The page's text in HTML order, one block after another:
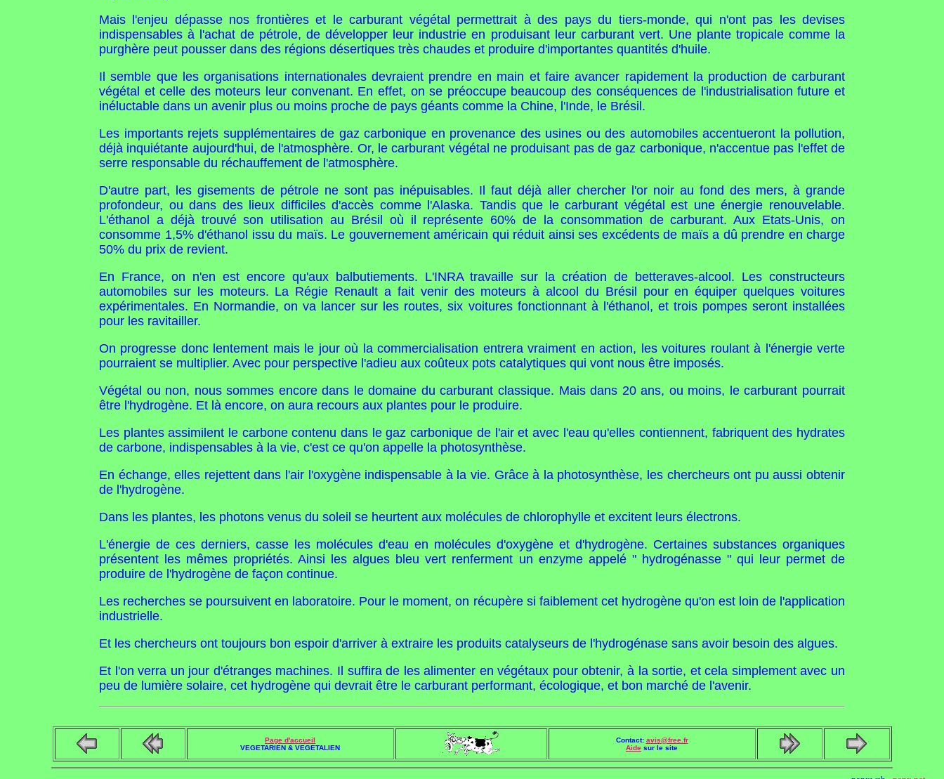
Mais l'enjeu dépasse nos frontières et le carburant végétal permettrait à des pays du tiers-monde, qui n'ont pas les devises
indispensables à l'achat de pétrole, de développer leur industrie en produisant leur carburant vert. Une plante tropicale comme la
purghère peut pousser dans des régions désertiques très chaudes et produire d'importantes quantités d'huile.
Il semble que les organisations internationales devraient prendre en main et faire avancer rapidement la production de carburant
végétal et celle des moteurs leur convenant. En effet, on se préoccupe beaucoup des conséquences de l'industrialisation future et
inéluctable dans un avenir plus ou moins proche de pays géants comme la Chine, l'Inde, le Brésil.
Les importants rejets supplémentaires de gaz carbonique en provenance des usines ou des automobiles accentueront la pollution,
déjà inquiétante aujourd'hui, de l'atmosphère. Or, le carburant végétal ne produisant pas de gaz carbonique, n'accentue pas l'effet de
serre responsable du réchauffement de l'atmosphère.
D'autre part, les gisements de pétrole ne sont pas inépuisables. Il faut déjà aller chercher l'or noir au fond des mers, à grande
profondeur, ou dans des lieux difficiles d'accès comme l'Alaska. Tandis que le carburant végétal est une énergie renouvelable.
L'éthanol a déjà trouvé son utilisation au Brésil où il représente 60% de la consommation de carburant. Aux Etats-Unis, on
consomme 1,5% d'éthanol issu du maïs. Le gouvernement américain qui réduit ainsi ses excédents de maïs a dû prendre en charge
50% du prix de revient.
En France, on n'en est encore qu'aux balbutiements. L'INRA travaille sur la création de betteraves-alcool. Les constructeurs
automobiles sur les moteurs. La Régie Renault a fait venir des moteurs à alcool du Brésil pour en équiper quelques voitures
expérimentales. En Normandie, on va lancer sur les routes, six voitures fonctionnant à l'éthanol, et trois pompes seront installées
pour les ravitailler.
On progresse donc lentement mais le jour où la commercialisation entrera vraiment en action, les voitures roulant à l'énergie verte
pourraient se multiplier. Avec pour perspective l'adieu aux coûteux pots catalytiques qui vont nous être imposés.
Végétal ou non, nous sommes encore dans le domaine du carburant classique. Mais dans 20 ans, ou moins, le carburant pourrait
être l'hydrogène. Et là encore, on aura recours aux plantes pour le produire.
Les plantes assimilent le carbone contenu dans le gaz carbonique de l'air et avec l'eau qu'elles contiennent, fabriquent des hydrates
de carbone, indispensables à la vie, c'est ce qu'on appelle la photosynthèse.
En échange, elles rejettent dans l'air l'oxygène indispensable à la vie. Grâce à la photosynthèse, les chercheurs ont pu aussi obtenir
de l'hydrogène.
Dans les plantes, les photons venus du soleil se heurtent aux molécules de chlorophylle et excitent leurs électrons.
L'énergie de ces derniers, casse les molécules d'eau en molécules d'oxygène et d'hydrogène. Certaines substances organiques
présentent les mêmes propriétés. Ainsi les algues bleu vert renferment un enzyme appelé " hydrogénasse " qui leur permet de
produire de l'hydrogène de façon continue.
Les recherches se poursuivent en laboratoire. Pour le moment, on récupère si faiblement cet hydrogène qu'on est loin de l'application
industrielle.
Et les chercheurs ont toujours bon espoir d'arriver à extraire les produits catalyseurs de l'hydrogénase sans avoir besoin des algues.
Et l'on verra un jour d'étranges machines. Il suffira de les alimenter en végétaux pour obtenir, à la sortie, et cela simplement avec un
peu de lumière solaire, cet hydrogène qui devrait être le carburant performant, écologique, et bon marché de l'avenir.
Page d'accueil
VEGETARIEN & VEGETALIEN
Contact: avis@free.fr
Aide sur le site